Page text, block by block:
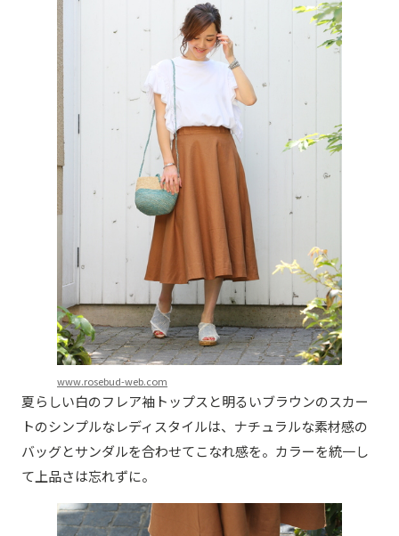
www.rosebud-web.com
夏らしい白のフレア袖トップスと明るいブラウンのスカー
トのシンプルなレディスタイルは、ナチュラルな素材感の
バッグとサンダルを合わせてこなれ感を。カラーを統一し
て上品さは忘れずに。